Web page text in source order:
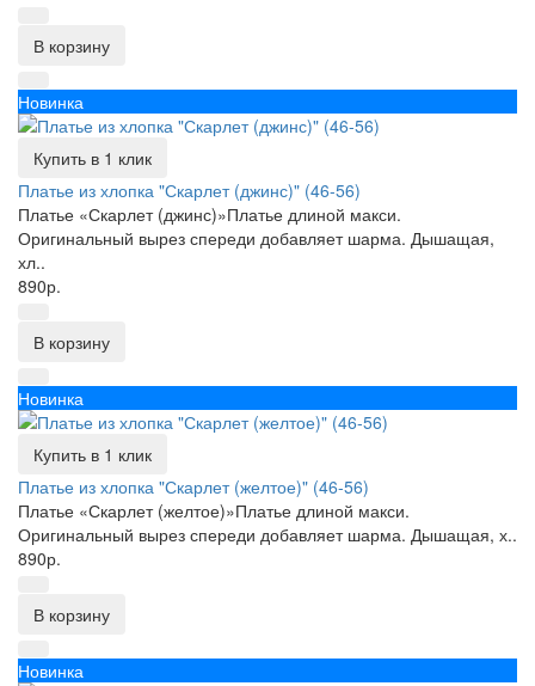
В корзину
Новинка
Купить в 1 клик
Платье из хлопка "Скарлет (джинс)" (46-56)
Платье «Скарлет (джинс)»Платье длиной макси.
Оригинальный вырез спереди добавляет шарма. Дышащая,
хл..
890р.
В корзину
Новинка
Купить в 1 клик
Платье из хлопка "Скарлет (желтое)" (46-56)
Платье «Скарлет (желтое)»Платье длиной макси.
Оригинальный вырез спереди добавляет шарма. Дышащая, х..
890р.
В корзину
Новинка